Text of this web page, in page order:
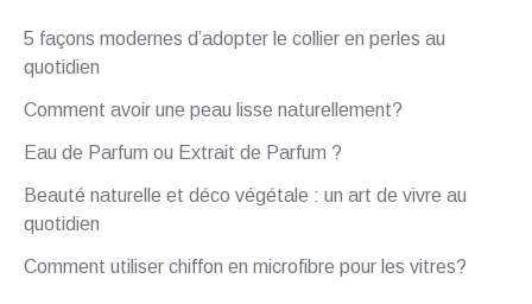
5 façons modernes d’adopter le collier en perles au
quotidien
Comment avoir une peau lisse naturellement?
Eau de Parfum ou Extrait de Parfum ?
Beauté naturelle et déco végétale : un art de vivre au
quotidien
Comment utiliser chiffon en microfibre pour les vitres?